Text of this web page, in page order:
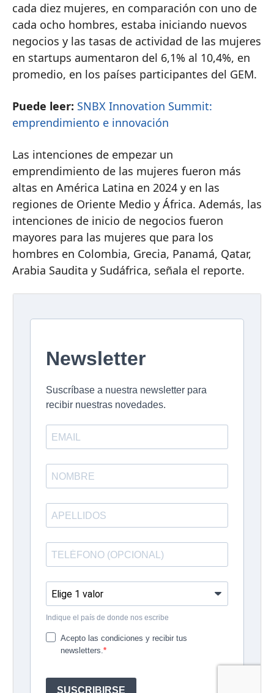
cada diez mujeres, en comparación con uno de
cada ocho hombres, estaba iniciando nuevos
negocios y las tasas de actividad de las mujeres
en startups aumentaron del 6,1% al 10,4%, en
promedio, en los países participantes del GEM.
Puede leer: SNBX Innovation Summit:
emprendimiento e innovación
Las intenciones de empezar un
emprendimiento de las mujeres fueron más
altas en América Latina en 2024 y en las
regiones de Oriente Medio y África. Además, las
intenciones de inicio de negocios fueron
mayores para las mujeres que para los
hombres en Colombia, Grecia, Panamá, Qatar,
Arabia Saudita y Sudáfrica, señala el reporte.